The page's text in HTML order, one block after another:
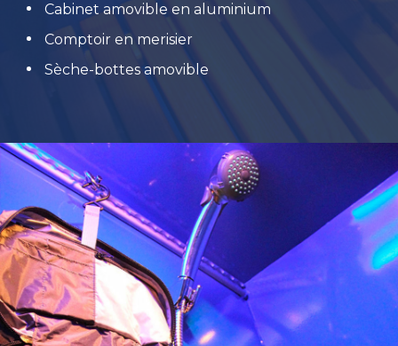
Cabinet amovible en aluminium
Comptoir en merisier
Sèche-bottes amovible